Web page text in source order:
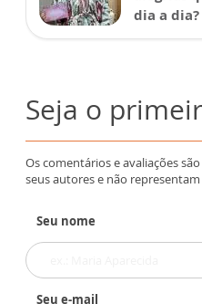
dia a dia?
Seja o
Os comentários e avaliações
seus autores e não
Seu nome
Seu e-mail